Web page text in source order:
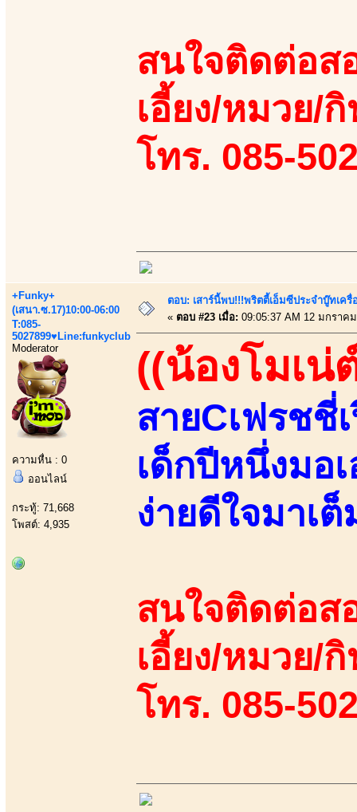
สนใจติดต่อส
เอี้ยง/หมวย/
โทร. 085-
+Funky+
(เสนา.ซ.17)10:00-06:00
T:085-
5027899♥Line:funkyclub
Moderator
ความหื่น : 0
ออนไลน์
กระทู้: 71,668
โพสต์: 4,935
ตอบ: เสาร์นี้พบ!!!พริตตี้เอ็มซีประจำบู๊ทเค
« ตอบ #23 เมื่อ: 09:05:37 AM 12 มกราค
((น้องโมเน่
สายCเฟรชชี่
เด็กปีหนึ่งมอ
ง่ายดีใจมาเ
สนใจติดต่อส
เอี้ยง/หมวย/
โทร. 085-